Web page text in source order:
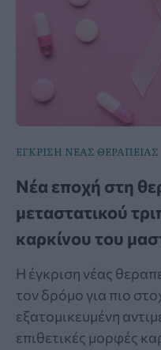
ΕΓΚΡΙΣΗ ΝΕΑΣ ΘΕΡΑΠΕΙΑΣ
Νέα εποχή στη
μεταστατικού
καρκίνου του
Η έγκριση νέας
τον δρόμο για πιο
εξατομικευμένη
επιθετικές μορφές